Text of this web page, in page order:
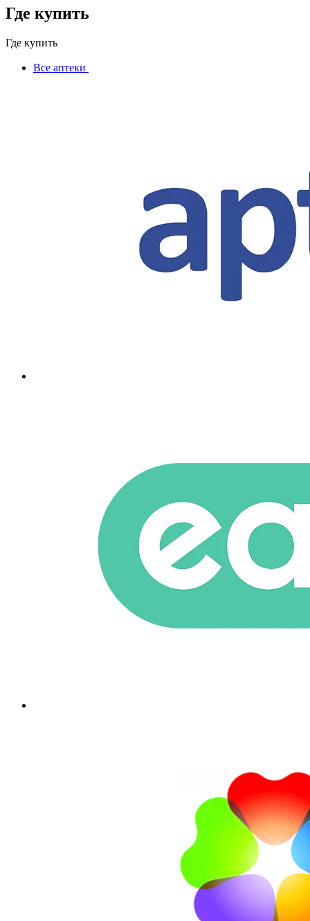
Где купить
Где купить
Все аптеки